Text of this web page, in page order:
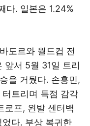
다. 일본은 1.24%
도르와 월드컵 전
앞서 5월 31일 트리
을 거뒀다. 손흥민,
트리며 득점 감각
로프, 왼발 센터백
다. 부상 복귀한